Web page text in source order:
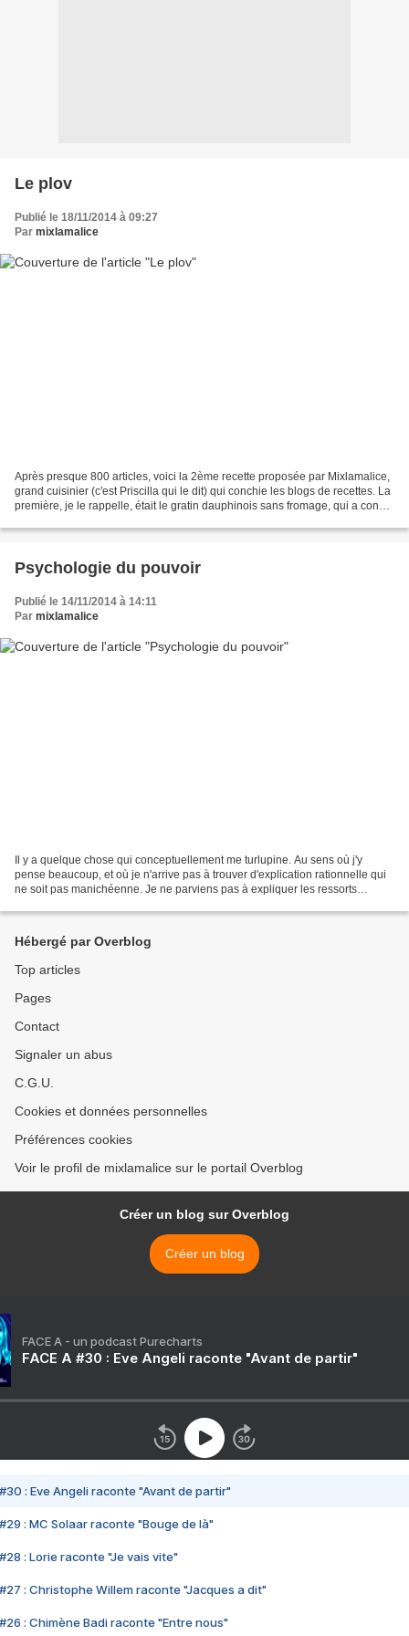
Le plov
Publié le 18/11/2014 à 09:27
Par mixlamalice
Après presque 800 articles, voici la 2ème recette proposée par Mixlamalice,
grand cuisinier (c'est Priscilla qui le dit) qui conchie les blogs de recettes. La
première, je le rappelle, était le gratin dauphinois sans fromage, qui a connu
Psychologie du pouvoir
Publié le 14/11/2014 à 14:11
Par mixlamalice
Il y a quelque chose qui conceptuellement me turlupine. Au sens où j'y
pense beaucoup, et où je n'arrive pas à trouver d'explication rationnelle qui
ne soit pas manichéenne. Je ne parviens pas à expliquer les ressorts
Hébergé par Overblog
Top articles
Pages
Contact
Signaler un abus
C.G.U.
Cookies et données personnelles
Préférences cookies
Voir le profil de mixlamalice sur le portail Overblog
Créer un blog sur Overblog
Créer un blog
FACE A - un podcast Purecharts
FACE A #30 : Eve Angeli raconte "Avant de partir"
#30 : Eve Angeli raconte "Avant de partir"
#29 : MC Solaar raconte "Bouge de là"
#28 : Lorie raconte "Je vais vite"
#27 : Christophe Willem raconte "Jacques a dit"
#26 : Chimène Badi raconte "Entre nous"